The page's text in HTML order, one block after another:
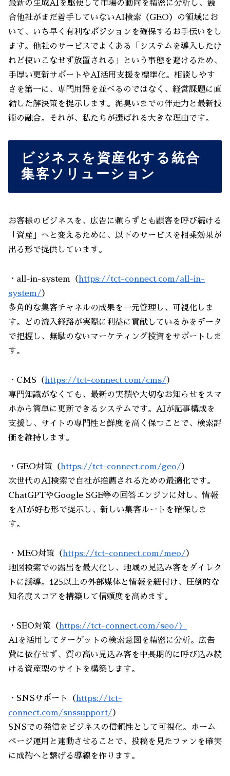
最新の生成AIを駆使して市場の動向を精密に分析し、競
合他社がまだ着手していないAI検索（GEO）の領域にお
いて、いち早く有利なポジションを確保するお手伝いをし
ます。他社のサービスでよくある「システムを導入したけ
れど使いこなせず放置される」という事態を避けるため、
手厚い更新サポートやAI活用支援を標準化。相談しやす
さを第一に、専門用語を並べるのではなく、経営課題に直
結した解決策を提示します。泥臭いまでの伴走力と最新技
術の融合。それが、私たちが選ばれる大きな理由です。
ビジネスを資産化する統合
集客ソリューション
お客様のビジネスを、広告に頼らずとも顧客を呼び続ける
「資産」へと変えるために、以下のサービスを相乗効果が
出る形で提供しています。
・all-in-system（ https://tct-connect.com/all-in-
system/）
多角的な集客チャネルの成果を一元管理し、可視化しま
す。どの流入経路が実際に利益に貢献しているかをデータ
で把握し、無駄のないマーケティング投資をサポートしま
す。
・CMS（ https://tct-connect.com/cms/）
専門知識がなくても、最新の実績や大切なお知らせをスマ
ホから簡単に更新できるシステムです。AIが記事構成を
支援し、サイトの専門性と鮮度を高く保つことで、検索評
価を維持します。
・GEO対策（https://tct-connect.com/geo/）
次世代のAI検索で自社が推薦されるための最適化です。
ChatGPTやGoogle SGE等の回答エンジンに対し、情報
をAIが好む形で提示し、新しい集客ルートを確保しま
す。
・MEO対策（https://tct-connect.com/meo/）
地図検索での露出を最大化し、地域の見込み客をダイレク
トに誘導。125以上の外部媒体と情報を紐付け、圧倒的な
知名度スコアを構築して信頼度を高めます。
・SEO対策（ https://tct-connect.com/seo/）
AIを活用してターゲットの検索意図を精密に分析。広告
費に依存せず、質の高い見込み客を中長期的に呼び込み続
ける資産型のサイトを構築します。
・SNSサポート（ https://tct-
connect.com/snssupport/）
SNSでの発信をビジネスの信頼性として可視化。ホーム
ページ運用と連動させることで、投稿を見たファンを確実
に成約へと繋げる導線を作ります。